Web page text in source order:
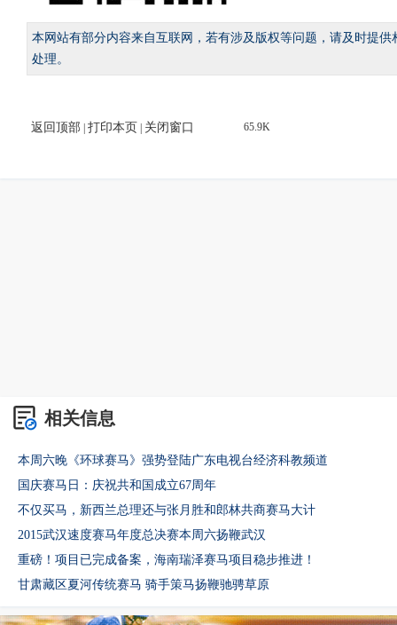
本网站有部分内容来自互联网，若有涉及版权等问题，请及时提
处理。
返回顶部 打印本页 关闭窗口 65.9K
相关信息
本周六晚《环球赛马》强势登陆广东电视台经济科教频道
国庆赛马日：庆祝共和国成立67周年
不仅买马，新西兰总理还与张月胜和郎林共商赛马大计
2015武汉速度赛马年度总决赛本周六扬鞭武汉
重磅！项目已完成备案，海南瑞泽赛马项目稳步推进！
甘肃藏区夏河传统赛马 骑手策马扬鞭驰骋草原